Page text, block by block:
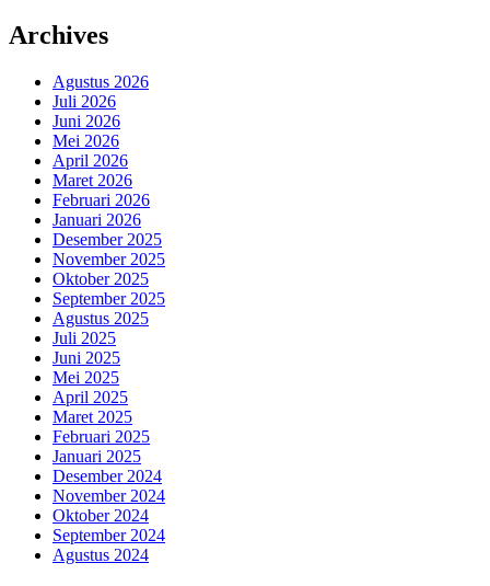
Archives
Agustus 2026
Juli 2026
Juni 2026
Mei 2026
April 2026
Maret 2026
Februari 2026
Januari 2026
Desember 2025
November 2025
Oktober 2025
September 2025
Agustus 2025
Juli 2025
Juni 2025
Mei 2025
April 2025
Maret 2025
Februari 2025
Januari 2025
Desember 2024
November 2024
Oktober 2024
September 2024
Agustus 2024